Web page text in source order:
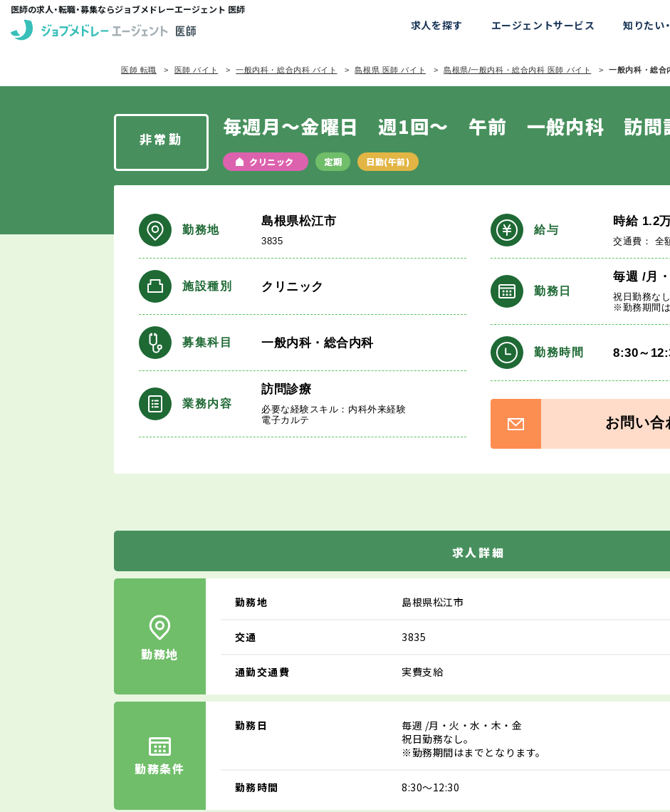
医師の求人・転職・募集ならジョブメドレーエージェント 医師
求人を探す エージェントサービス 知りたい
医師 転職 医師 バイト 一般内科・総合内科 バイト 島根県 医師 バイト 島根県/一般内科・総合内科 医師 バイト 一般内科・総合
非常勤 毎週月～金曜日 週1回～ 午前 一般内科 訪問
クリニック 定期 日勤(午前)
勤務地
島根県松江市
3835
施設種別 クリニック
募集科目 一般内科・総合内科
業務内容
訪問診療
必要な経験スキル：内科外来経験
電子カルテ
給与
時給1.2
交通費： 全
勤務日
毎週 /月
祝日勤務なし
※勤務期間は
勤務時間 8:30～
お問い合
求人詳細
勤務地
勤務地 島根県松江市
交通 3835
通勤交通費 実費支給
勤務条件
勤務日 毎週 /月・火・水・木・金
祝日勤務なし。
※勤務期間はまでとなります。
勤務時間 8:30～12:30